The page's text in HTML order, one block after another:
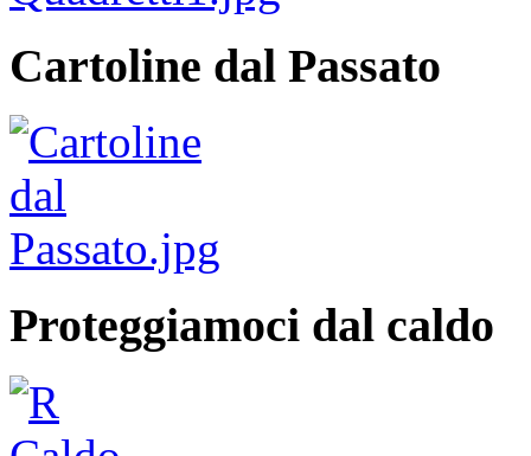
Cartoline dal Passato
Proteggiamoci dal caldo